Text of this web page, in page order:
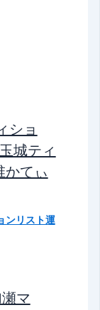
ショ
城ティ
かてぃ
ンリスト運
マ